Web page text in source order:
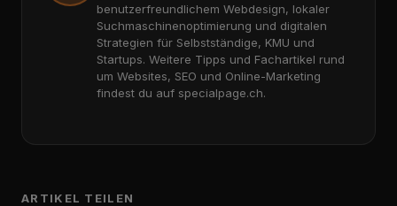
benutzerfreundlichem Webdesign, lokaler
Suchmaschinenoptimierung und digitalen
Strategien für Selbstständige, KMU und
Startups. Weitere Tipps und Fachartikel rund
um Websites, SEO und Online-Marketing
findest du auf specialpage.ch.
ARTIKEL TEILEN